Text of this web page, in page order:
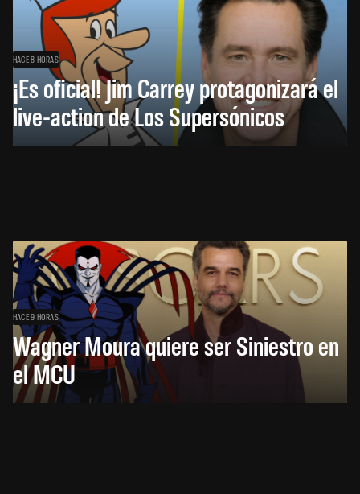
HACE 8 HORAS
¡Es oficial! Jim Carrey protagonizará el
live-action de Los Supersónicos
HACE 9 HORAS
Wagner Moura quiere ser Siniestro en
el MCU